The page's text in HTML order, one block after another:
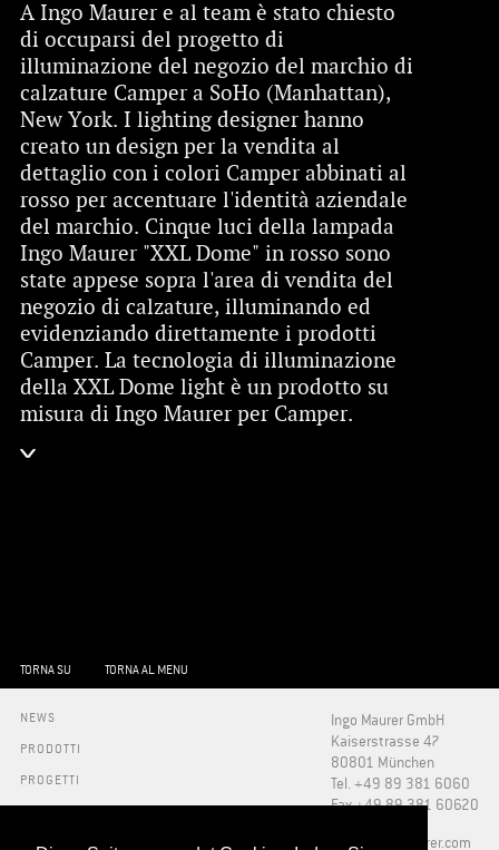
A Ingo Maurer e al team è stato chiesto
di occuparsi del progetto di
illuminazione del negozio del marchio di
calzature Camper a SoHo (Manhattan),
New York. I lighting designer hanno
creato un design per la vendita al
dettaglio con i colori Camper abbinati al
rosso per accentuare l'identità aziendale
del marchio. Cinque luci della lampada
Ingo Maurer "XXL Dome" in rosso sono
state appese sopra l'area di vendita del
negozio di calzature, illuminando ed
evidenziando direttamente i prodotti
Camper. La tecnologia di illuminazione
della XXL Dome light è un prodotto su
misura di Ingo Maurer per Camper.
TORNA SU TORNA AL MENU
NEWS
PRODOTTI
PROGETTI
Ingo Maurer GmbH
Kaiserstrasse 47
80801 München
Tel. +49 89 381 6060
Fax +49 89 381 60620
​info@ingo-maurer.com